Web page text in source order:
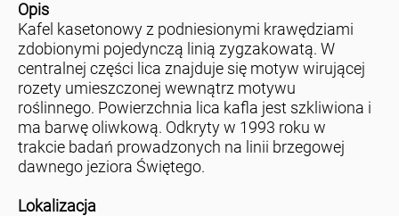
Opis
Kafel kasetonowy z podniesionymi krawędziami
zdobionymi pojedynczą linią zygzakowatą. W
centralnej części lica znajduje się motyw wirującej
rozety umieszczonej wewnątrz motywu
roślinnego. Powierzchnia lica kafla jest szkliwiona i
ma barwę oliwkową. Odkryty w 1993 roku w
trakcie badań prowadzonych na linii brzegowej
dawnego jeziora Świętego.
Lokalizacja